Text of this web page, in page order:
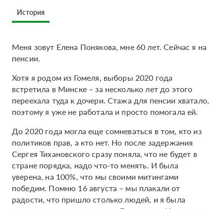
История
Меня зовут Елена Понякова, мне 60 лет. Сейчас я на
пенсии.
Хотя я родом из Гомеля, выборы 2020 года
встретила в Минске – за несколько лет до этого
переехала туда к дочери. Стажа для пенсии хватало,
поэтому я уже не работала и просто помогала ей.
До 2020 года могла еще сомневаться в том, кто из
политиков прав, а кто нет. Но после задержания
Сергея Тихановского сразу поняла, что не будет в
стране порядка, надо что-то менять. И была
уверена, на 100%, что мы своими митингами
победим. Помню 16 августа – мы плакали от
радости, что пришло столько людей, и я была